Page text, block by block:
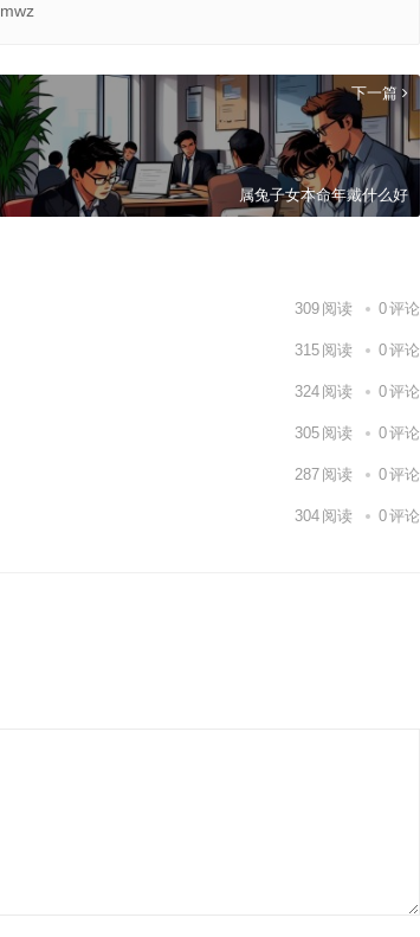
下一篇
属兔子女本命年戴什么好
309 阅读 0评论
315 阅读 0评论
324 阅读 0评论
305 阅读 0评论
287 阅读 0评论
304 阅读 0评论